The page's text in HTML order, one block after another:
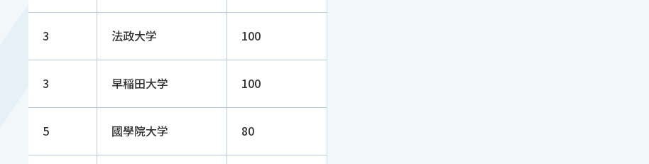
3 法政大学 100
3 早稲田大学 100
5 國學院大学 80